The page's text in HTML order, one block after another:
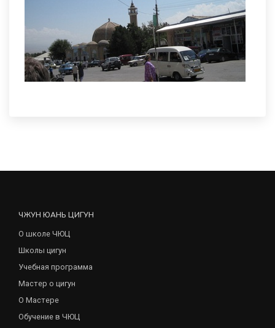
ЧЖУН ЮАНЬ ЦИГУН
О школе ЧЮЦ
Школы цигун
Учебная программа
Мастер о цигун
О Мастере
Обучение в ЧЮЦ